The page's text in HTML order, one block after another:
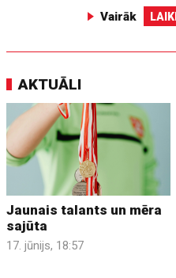
Vairāk
AKTUĀLI
Jaunais talants un mēra
sajūta
17. jūnijs, 18:57